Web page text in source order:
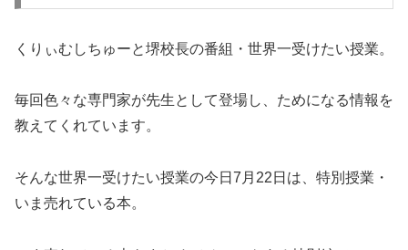
くりぃむしちゅーと堺校長の番組・世界一受けたい授業。
毎回色々な専門家が先生として登場し、ためになる情報を
教えてくれています。
そんな世界一受けたい授業の今日7月22日は、特別授業・
いま売れている本。